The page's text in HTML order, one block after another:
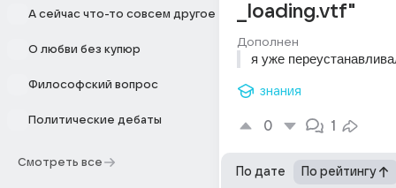
А сейчас что-то совсем другое
О любви без купюр
Философский вопрос
Политические дебаты
Смотреть все
_loading.vtf"
Дополнен
я уже
знания
0 1
По дате По рейтингу